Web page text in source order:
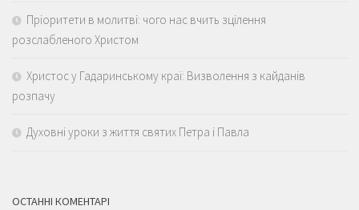
Пріоритети в молитві: чого нас вчить зцілення
розслабленого Христом
Христос у Гадаринському краї: Визволення з кайданів
розпачу
Духовні уроки з життя святих Петра і Павла
ОСТАННІ КОМЕНТАРІ